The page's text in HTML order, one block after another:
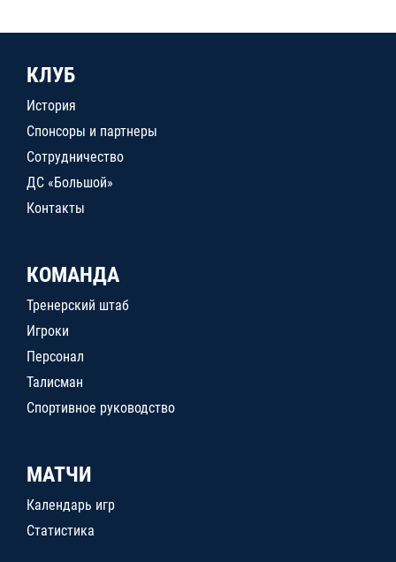
КЛУБ
История
Спонсоры и партнеры
Сотрудничество
ДС «Большой»
Контакты
КОМАНДА
Тренерский штаб
Игроки
Персонал
Талисман
Спортивное руководство
МАТЧИ
Календарь игр
Статистика